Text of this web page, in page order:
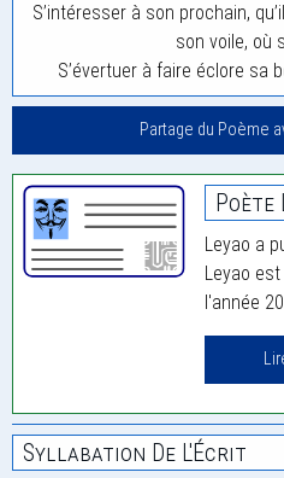
S’intéresser à son prochain,
son voile, où
S’évertuer à faire éclore sa
Partage du Poème
Poète
Leyao a
Leyao
l'année
Syllabation De L'Écrit